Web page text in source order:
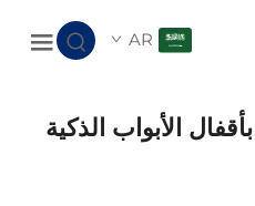
AR
الأبواب الذكية